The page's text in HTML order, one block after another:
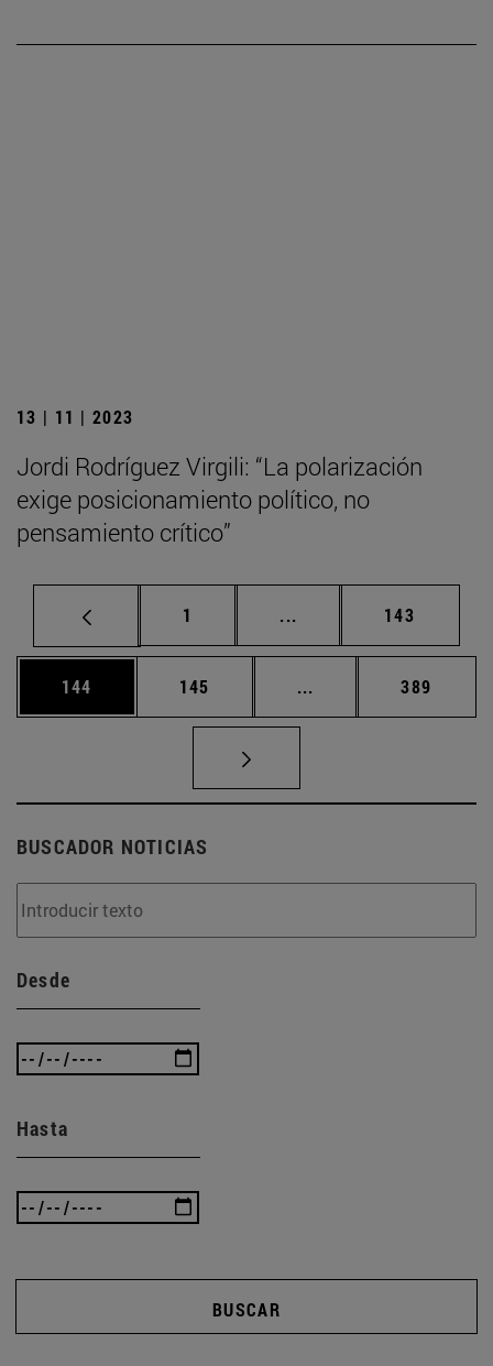
13 | 11 | 2023
Jordi Rodríguez Virgili: “La polarización
exige posicionamiento político, no
pensamiento crítico”
Página
1 ... Páginas intermedias
Página
143
Página
144 Página
145 ... Páginas intermedias
Página
389
BUSCADOR NOTICIAS
Desde
Hasta
BUSCAR